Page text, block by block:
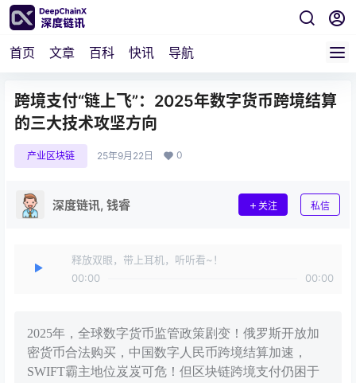
首页 文章 百科 快讯 导航
跨境支付“链上飞”：2025年数字货币跨境结算
的三大技术攻坚方向
产业区块链 25年9月22日 0
深度链讯, 钱睿 关注 私信
释放双眼，带上耳机，听听看~！
00:00
00:00
2025年，全球数字货币监管政策剧变！俄罗斯开放加
密货币合法购买，中国数字人民币跨境结算加速，
SWIFT霸主地位岌岌可危！但区块链跨境支付仍困于